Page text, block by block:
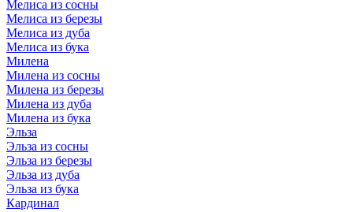
Мелиса из сосны
Мелиса из березы
Мелиса из дуба
Мелиса из бука
Милена
Милена из сосны
Милена из березы
Милена из дуба
Милена из бука
Эльза
Эльза из сосны
Эльза из березы
Эльза из дуба
Эльза из бука
Кардинал